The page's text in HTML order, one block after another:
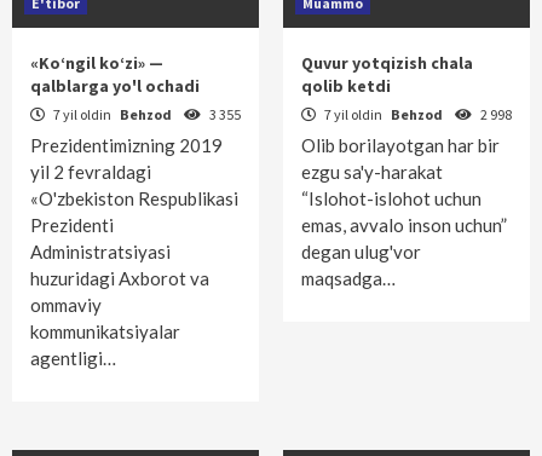
«Ko‘ngil ko‘zi» —
qalblarga yo'l ochadi
7 yil oldin Behzod 3 355
Prezidentimizning 2019
yil 2 fevraldagi
«O'zbekiston Respublikasi
Prezidenti
Administratsiyasi
huzuridagi Axborot va
ommaviy
kommunikatsiyalar
agentligi…
Quvur yotqizish chala
qolib ketdi
7 yil oldin Behzod 2 998
Olib borilayotgan har bir
ezgu sa'y-harakat
“Islohot-islohot uchun
emas, avvalo inson uchun”
degan ulug'vor
maqsadga…